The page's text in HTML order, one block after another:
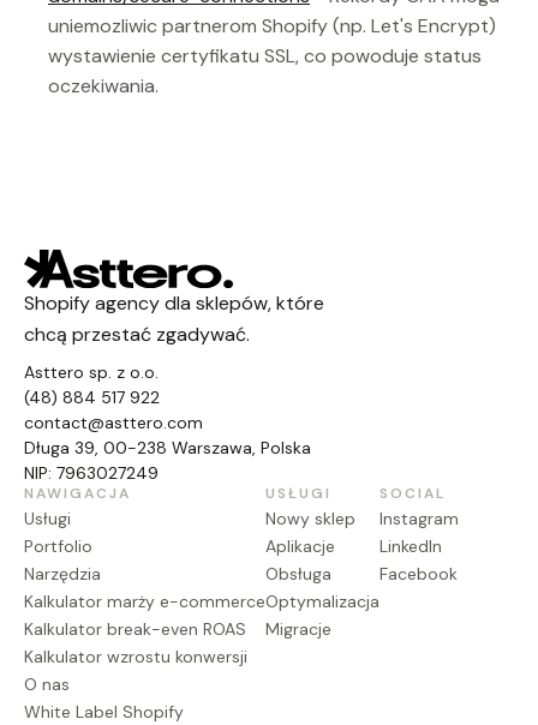
uniemozliwic partnerom Shopify (np. Let's Encrypt)
wystawienie certyfikatu SSL, co powoduje status
oczekiwania.
Shopify agency dla sklepów, które
chcą przestać zgadywać.
Asttero sp. z o.o.
(48) 884 517 922
contact@asttero.com
Długa 39, 00-238 Warszawa, Polska
NIP: 7963027249
NAWIGACJA
Usługi
Portfolio
Narzędzia
Kalkulator marży e-commerce
Kalkulator break-even ROAS
Kalkulator wzrostu konwersji
O nas
White Label Shopify
USŁUGI
Nowy sklep
Aplikacje
Obsługa
Optymalizacja
Migracje
SOCIAL
Instagram
LinkedIn
Facebook